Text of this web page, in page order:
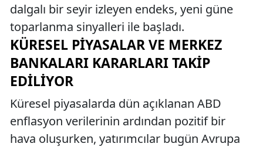
dalgalı bir seyir izleyen endeks, yeni güne
toparlanma sinyalleri ile başladı.
KÜRESEL PIYASALAR VE MERKEZ
BANKALARI KARARLARI TAKIP
EDILIYOR
Küresel piyasalarda dün açıklanan ABD
enflasyon verilerinin ardından pozitif bir
hava oluşurken, yatırımcılar bugün Avrupa